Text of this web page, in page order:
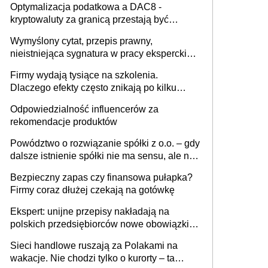
Optymalizacja podatkowa a DAC8 -
kryptowaluty za granicą przestają być
Wymyślony cytat, przepis prawny,
nieistniejąca sygnatura w pracy eksperckiej -
firmie
Firmy wydają tysiące na szkolenia.
Dlaczego efekty często znikają po kilku
Odpowiedzialność influencerów za
rekomendacje produktów
Powództwo o rozwiązanie spółki z o.o. – gdy
dalsze istnienie spółki nie ma sensu, ale nie
Bezpieczny zapas czy finansowa pułapka?
Firmy coraz dłużej czekają na gotówkę
Ekspert: unijne przepisy nakładają na
polskich przedsiębiorców nowe obowiązki w
Sieci handlowe ruszają za Polakami na
wakacje. Nie chodzi tylko o kurorty – ta